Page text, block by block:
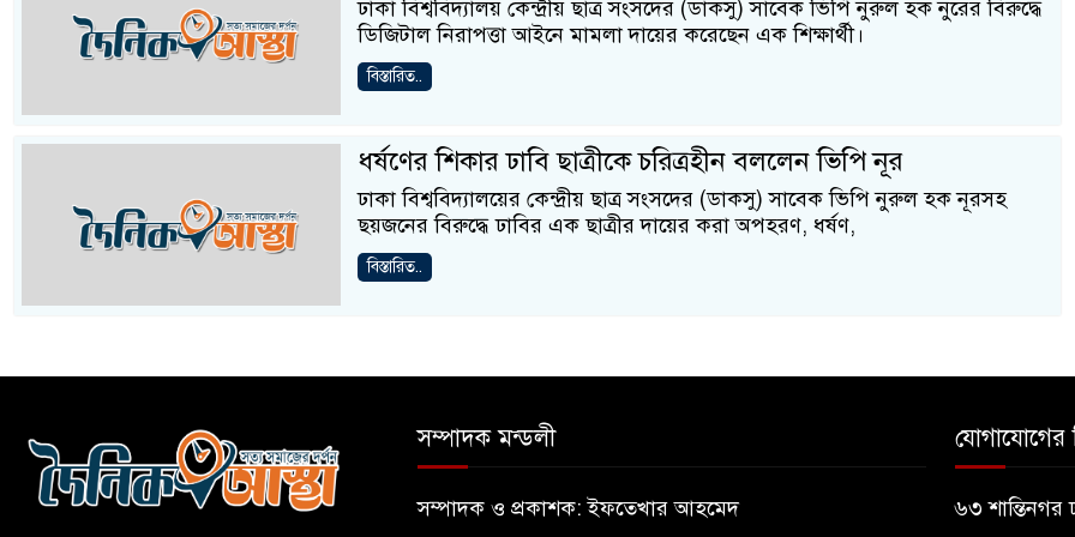
ঢাকা বিশ্ববিদ্যালয় কেন্দ্রীয় ছাত্র সংসদের (ডাকসু) সাবেক ভিপি নুরুল হক নুরের বিরুদ্ধে
ডিজিটাল নিরাপত্তা আইনে মামলা দায়ের করেছেন এক শিক্ষার্থী।
বিস্তারিত..
ধর্ষণের শিকার ঢাবি ছাত্রীকে চরিত্রহীন বললেন ভিপি নূর
ঢাকা বিশ্ববিদ্যালয়ের কেন্দ্রীয় ছাত্র সংসদের (ডাকসু) সাবেক ভিপি নুরুল হক নূরসহ
ছয়জনের বিরুদ্ধে ঢাবির এক ছাত্রীর দায়ের করা অপহরণ, ধর্ষণ,
বিস্তারিত..
সম্পাদক মন্ডলী
সম্পাদক ও প্রকাশক: ইফতেখার আহমেদ
যোগাযোগের
৬৩ শান্তিনগর